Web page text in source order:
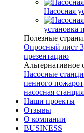
Насосная
установка
Полезные
Опросный лист
презентацию
Альтернативное
Насосные
пенного
насосная станция
Наши проекты
Отзывы
О компании
BUSINESS